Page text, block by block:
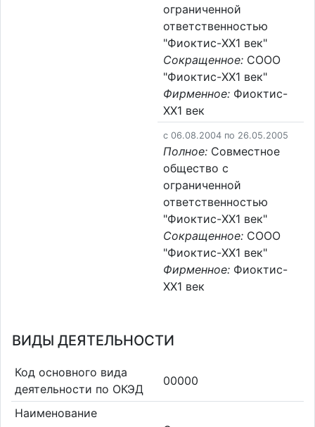
ограниченной
ответственностью
"Фиоктис-XX1 век"
Сокращенное: СООО
"Фиоктис-XX1 век"
Фирменное: Фиоктис-
XX1 век
c 06.08.2004 по 26.05.2005
Полное: Совместное
общество с
ограниченной
ответственностью
"Фиоктис-XX1 век"
Сокращенное: СООО
"Фиоктис-XX1 век"
Фирменное: Фиоктис-
XX1 век
ВИДЫ ДЕЯТЕЛЬНОСТИ
Код основного вида
деятельности по ОКЭД
00000
Наименование